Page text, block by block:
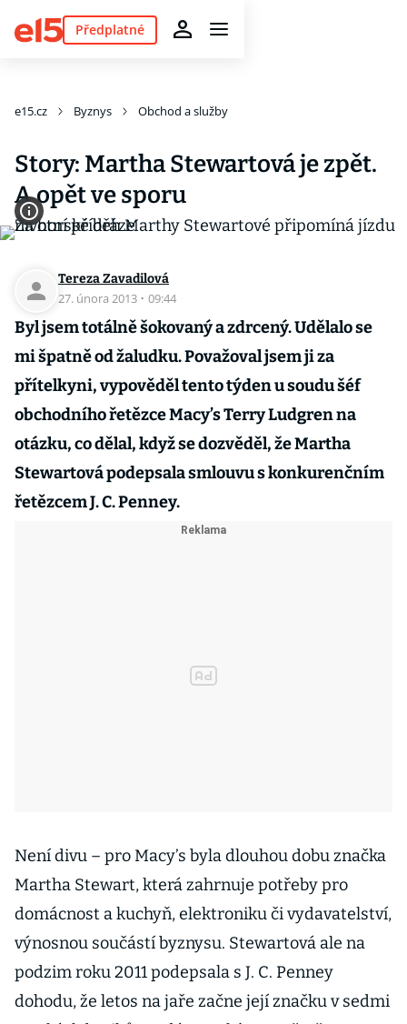
Předplatné
e15.cz Byznys Obchod a služby
Story: Martha Stewartová je zpět.
A opět ve sporu
Tereza Zavadilová
27. února 2013 · 09:44
Byl jsem totálně šokovaný a zdrcený. Udělalo se
mi špatně od žaludku. Považoval jsem ji za
přítelkyni, vypověděl tento týden u soudu šéf
obchodního řetězce Macy’s Terry Ludgren na
otázku, co dělal, když se dozvěděl, že Martha
Stewartová podepsala smlouvu s konkurenčním
řetězcem J. C. Penney.
Není divu – pro Macy’s byla dlouhou dobu značka
Martha Stewart, která zahrnuje potřeby pro
domácnost a kuchyň, elektroniku či vydavatelství,
výnosnou součástí byznysu. Stewartová ale na
podzim roku 2011 podepsala s J. C. Penney
dohodu, že letos na jaře začne její značku v sedmi